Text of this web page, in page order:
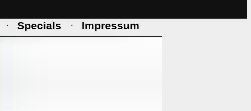
· Specials · Impressum